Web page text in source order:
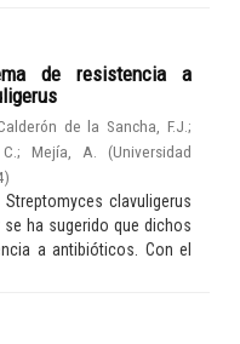
de resistencia a
de la Sancha, F.J.;
;Mejía, A. (Universidad
)
clavuligerus
ha sugerido que dichos
a antibióticos. Con el